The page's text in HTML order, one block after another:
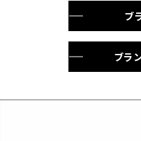
ブ
ブラ